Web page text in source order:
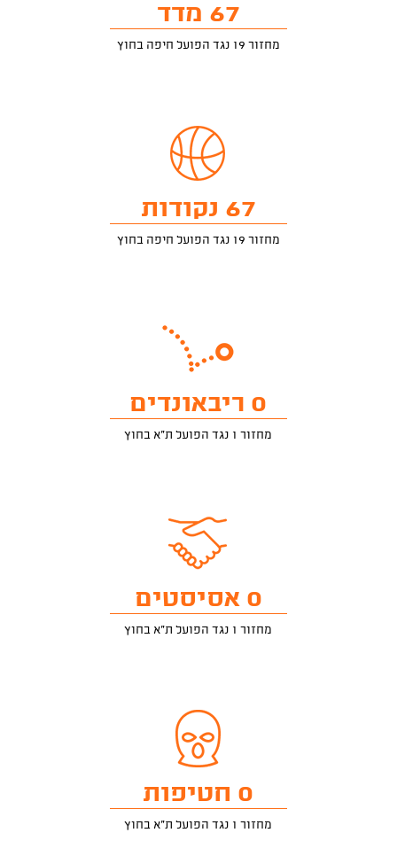
67 מדד
מחזור 19 נגד הפועל חיפה בחוץ
67 נקודות
מחזור 19 נגד הפועל חיפה בחוץ
0 ריבאונדים
מחזור 1 נגד הפועל ת"א בחוץ
0 אסיסטים
מחזור 1 נגד הפועל ת"א בחוץ
0 חטיפות
מחזור 1 נגד הפועל ת"א בחוץ